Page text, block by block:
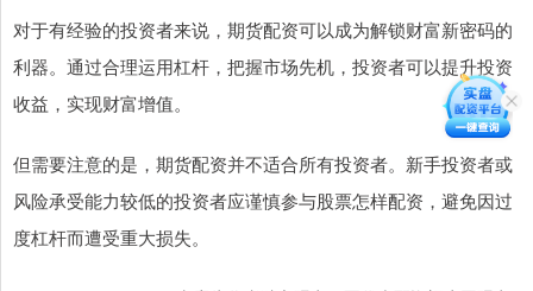
对于有经验的投资者来说，期货配资可以成为解锁财富新密码的
利器。通过合理运用杠杆，把握市场先机，投资者可以提升投资
收益，实现财富增值。
但需要注意的是，期货配资并不适合所有投资者。新手投资者或
风险承受能力较低的投资者应谨慎参与股票怎样配资，避免因过
度杠杆而遭受重大损失。